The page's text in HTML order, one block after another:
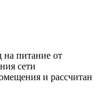
на питание от
сети
и рассчитан